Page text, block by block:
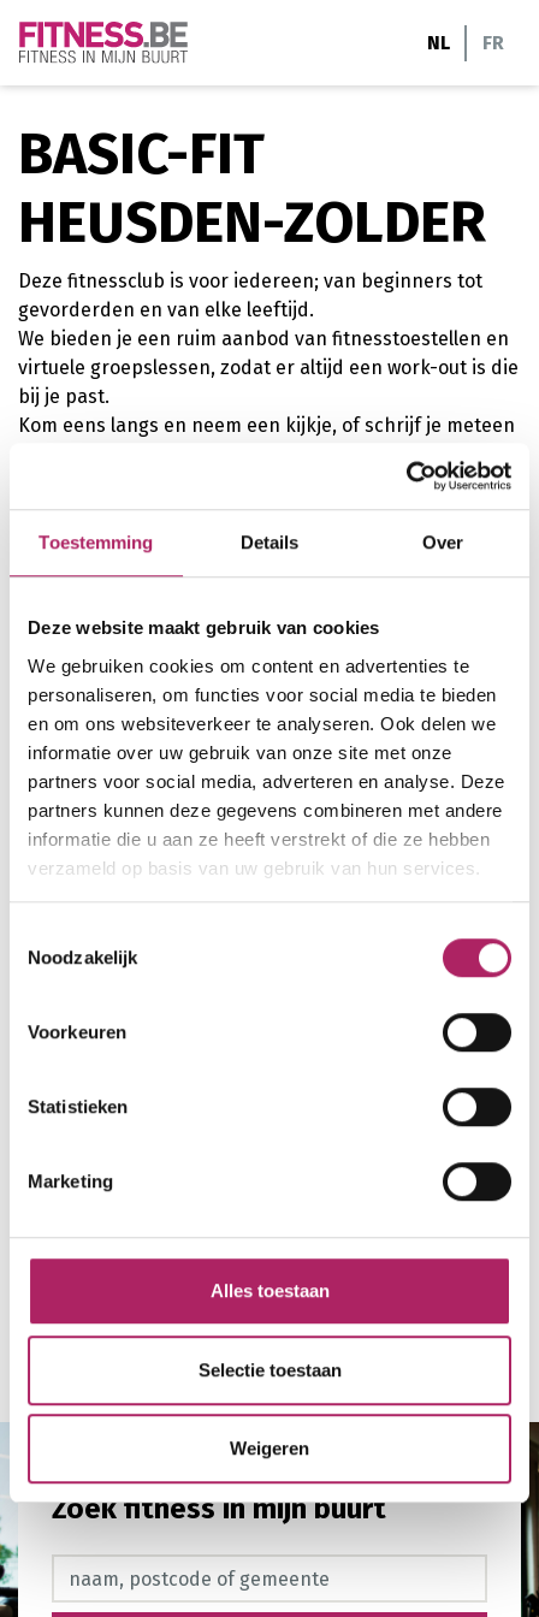
Toestemming Details Over
Deze website maakt gebruik van cookies
We gebruiken cookies om content en advertenties te
personaliseren, om functies voor social media te bieden
en om ons websiteverkeer te analyseren. Ook delen we
informatie over uw gebruik van onze site met onze
partners voor social media, adverteren en analyse. Deze
partners kunnen deze gegevens combineren met andere
informatie die u aan ze heeft verstrekt of die ze hebben
verzameld op basis van uw gebruik van hun services.
Noodzakelijk
Voorkeuren
Statistieken
Marketing
Alles toestaan
Selectie toestaan
Weigeren
NL FR
BASIC-FIT
HEUSDEN-ZOLDER
Deze fitnessclub is voor iedereen; van beginners tot
gevorderden en van elke leeftijd.
We bieden je een ruim aanbod van fitnesstoestellen en
virtuele groepslessen, zodat er altijd een work-out is die
bij je past.
Kom eens langs en neem een kijkje, of schrijf je meteen
3550 Heusden-Zolder
000000000
klantenservice@basic-fit.be
www.basic-fit.com/nl-be/fitnessclub/basic-
fit-heusden-zolder-koolmijnlaan-24-7-
0d532e7f81ed4f3596fd27b2d0338c2d.html
Terug naar overzicht
Zoek fitness in mijn buurt